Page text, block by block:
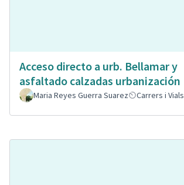
Acceso directo a urb. Bellamar y
asfaltado calzadas urbanización
Maria Reyes Guerra Suarez Carrers i Vials